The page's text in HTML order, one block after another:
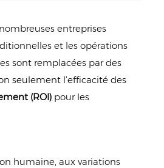
entreprises
et les opérations
sont remplacées par des
seulement l'efficacité des
(ROI) pour les
humaine, aux variations